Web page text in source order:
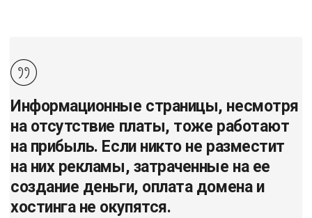
Информационные страницы, несмотря
на отсутствие платы, тоже работают
на прибыль. Если никто не разместит
на них рекламы, затраченные на ее
создание деньги, оплата домена и
хостинга не окупятся.